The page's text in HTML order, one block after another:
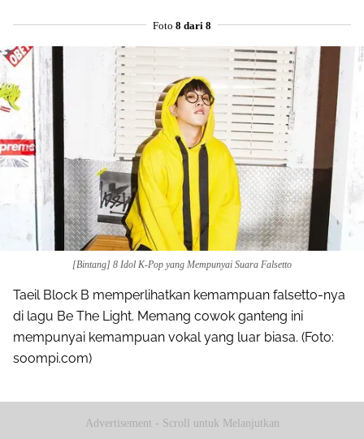
Foto 8 dari 8
[Bintang] 8 Idol K-Pop yang Mempunyai Suara Falsetto
Taeil Block B memperlihatkan kemampuan falsetto-nya
di lagu Be The Light. Memang cowok ganteng ini
mempunyai kemampuan vokal yang luar biasa. (Foto:
soompi.com)
Advertisement - Scroll untuk Melanjutkan